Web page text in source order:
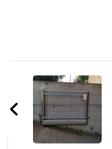
articoli